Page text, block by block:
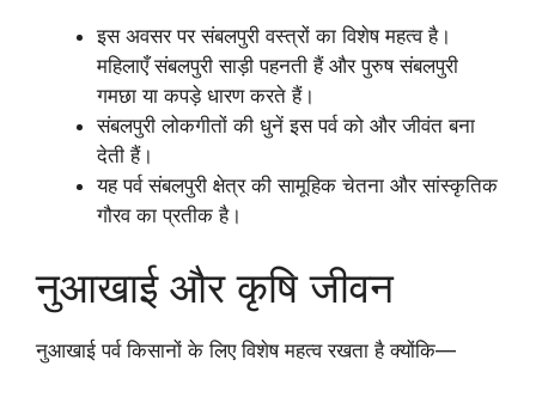
इस अवसर पर संबलपुरी वस्त्रों का विशेष महत्व है।
महिलाएँ संबलपुरी साड़ी पहनती हैं और पुरुष संबलपुरी
गमछा या कपड़े धारण करते हैं।
संबलपुरी लोकगीतों की धुनें इस पर्व को और जीवंत बना
देती हैं।
यह पर्व संबलपुरी क्षेत्र की सामूहिक चेतना और सांस्कृतिक
गौरव का प्रतीक है।
नुआखाई और कृषि जीवन
नुआखाई पर्व किसानों के लिए विशेष महत्व रखता है क्योंकि—